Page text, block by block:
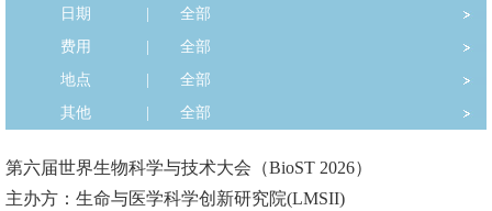
日期
全部
费用
全部
地点
全部
其他
全部
第六届世界生物科学与技术大会（BioST 2026）
主办方：生命与医学科学创新研究院(LMSII)